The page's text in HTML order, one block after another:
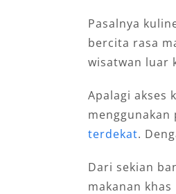
Pasalnya
bercita rasa
wisatwan luar
Apalagi akses
menggunakan
terdekat.
Dari sekian
makanan